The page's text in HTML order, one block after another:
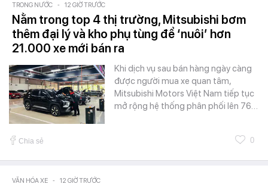
TRONG NƯỚC - 12 GIỜ TRƯỚC
Nằm trong top 4 thị trường, Mitsubishi bơm
thêm đại lý và kho phụ tùng để ‘nuôi’ hơn
21.000 xe mới bán ra
Khi dịch vụ sau bán hàng ngày càng
được người mua xe quan tâm,
Mitsubishi Motors Việt Nam tiếp tục
mở rộng hệ thống phân phối lên 76…
Chia sẻ 0
VĂN HÓA XE - 12 GIỜ TRƯỚC